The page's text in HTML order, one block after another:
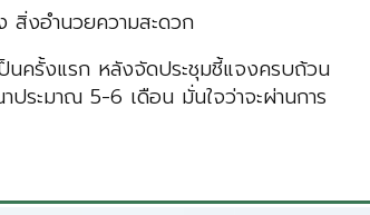
สิ่งอำนวยความสะดวก
นครั้งแรก หลังจัดประชุมชี้แจงครบถ้วน
ประมาณ 5-6 เดือน มั่นใจว่าจะผ่านการ